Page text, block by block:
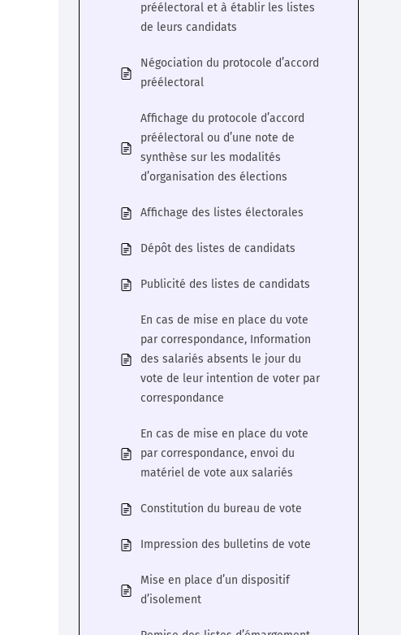
préélectoral et à établir les listes
de leurs candidats
Négociation du protocole d’accord
préélectoral
Affichage du protocole d’accord
préélectoral ou d’une note de
synthèse sur les modalités
d’organisation des élections
Affichage des listes électorales
Dépôt des listes de candidats
Publicité des listes de candidats
En cas de mise en place du vote
par correspondance, Information
des salariés absents le jour du
vote de leur intention de voter par
correspondance
En cas de mise en place du vote
par correspondance, envoi du
matériel de vote aux salariés
Constitution du bureau de vote
Impression des bulletins de vote
Mise en place d’un dispositif
d’isolement